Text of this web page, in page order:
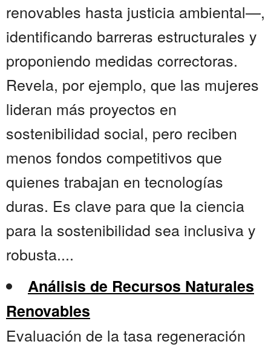
renovables hasta justicia ambiental—,
identificando barreras estructurales y
proponiendo medidas correctoras.
Revela, por ejemplo, que las mujeres
lideran más proyectos en
sostenibilidad social, pero reciben
menos fondos competitivos que
quienes trabajan en tecnologías
duras. Es clave para que la ciencia
para la sostenibilidad sea inclusiva y
robusta....
Análisis de Recursos Naturales
Renovables
Evaluación de la tasa regeneración